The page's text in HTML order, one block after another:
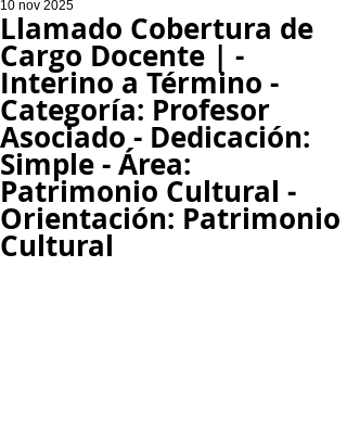
Llamado Cobertura de
Cargo Docente | -
Interino a Término -
Categoría: Profesor
Asociado - Dedicación:
Simple - Área:
Patrimonio Cultural -
Orientación: Patrimonio
Cultural
10 nov 2025